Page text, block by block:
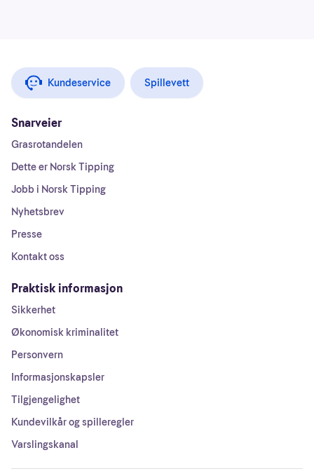
Kundeservice Spillevett
Snarveier
Grasrotandelen
Dette er Norsk Tipping
Jobb i Norsk Tipping
Nyhetsbrev
Presse
Kontakt oss
Praktisk informasjon
Sikkerhet
Økonomisk kriminalitet
Personvern
Informasjonskapsler
Tilgjengelighet
Kundevilkår og spilleregler
Varslingskanal